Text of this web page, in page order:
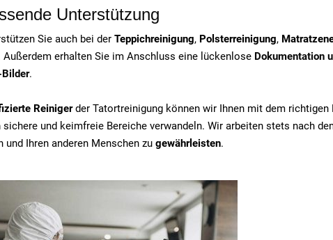
Unterstützung
Sie auch bei der Teppichreinigung, Polsterreinigung,
Außerdem erhalten Sie im Anschluss eine lückenlose Dokumentation
Bilder.
Reinigerder Tatortreinigung können wir Ihnen mit dem
sichere und keimfreie Bereiche verwandeln. Wir arbeiten stets nach
und Ihren anderen Menschen zu gewährleisten.